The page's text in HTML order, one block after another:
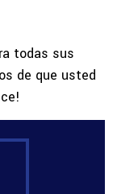
todas sus
de que usted